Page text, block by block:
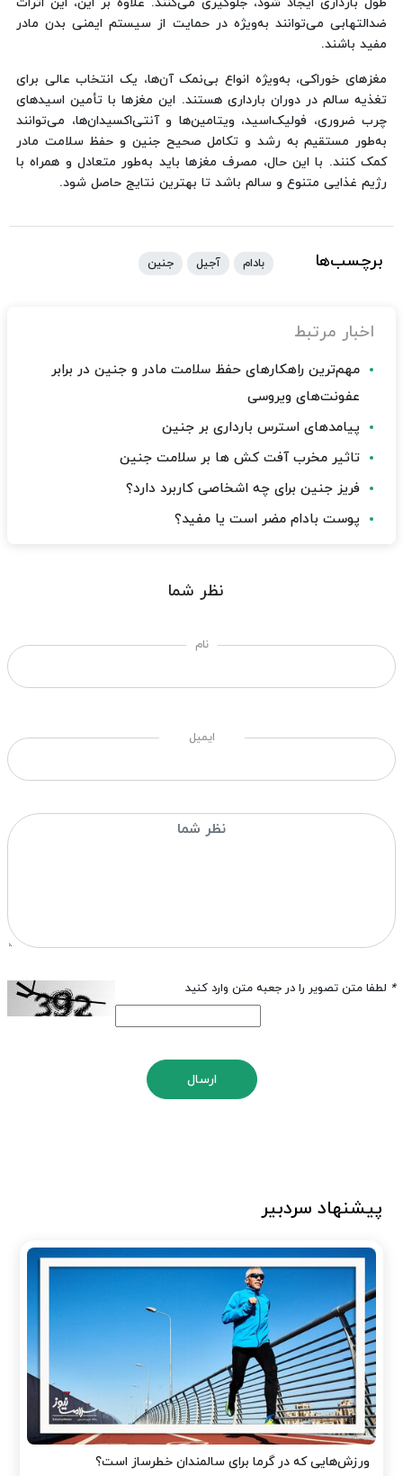
ضدالتهابی می‌توانند به‌ویژه در حمایت از سیستم ایمنی بدن مادر
مفید باشند.
مغزهای خوراکی، به‌ویژه انواع بی‌نمک آن‌ها، یک انتخاب عالی برای
تغذیه سالم در دوران بارداری هستند. این مغزها با تأمین اسیدهای
چرب ضروری، فولیک‌اسید، ویتامین‌ها و آنتی‌اکسیدان‌ها، می‌توانند
به‌طور مستقیم به رشد و تکامل صحیح جنین و حفظ سلامت مادر
کمک کنند. با این حال، مصرف مغزها باید به‌طور متعادل و همراه با
رژیم غذایی متنوع و سالم باشد تا بهترین نتایج حاصل شود.
برچسب‌ها بادام آجیل جنین
اخبار مرتبط
مهم‌ترین راهکارهای حفظ سلامت مادر و جنین در برابر
عفونت‌های ویروسی
پیامدهای استرس بارداری بر جنین
تاثیر مخرب آفت کش ها بر سلامت جنین
فریز جنین برای چه اشخاصی کاربرد دارد؟
پوست بادام مضر است یا مفید؟
نظر شما
نام
ایمیل
* لطفا متن تصویر را در جعبه متن وارد کنید
ارسال
پیشنهاد سردبیر
ورزش‌هایی که در گرما برای سالمندان خطرساز است؟